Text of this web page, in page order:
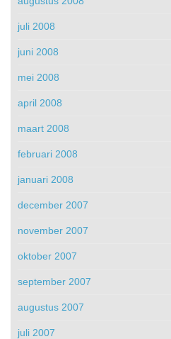
juli 2008
juni 2008
mei 2008
april 2008
maart 2008
februari 2008
januari 2008
december 2007
november 2007
oktober 2007
september 2007
augustus 2007
juli 2007